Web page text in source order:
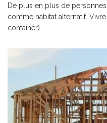
De plus en plus de
comme habitat alternatif.
container)